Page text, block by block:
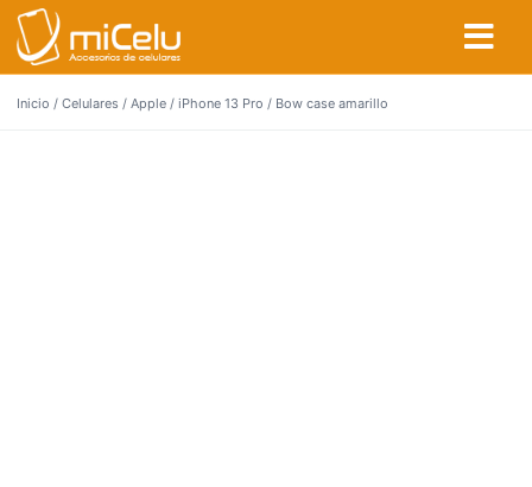
Inicio / Celulares / Apple / iPhone 13 Pro / Bow case amarillo